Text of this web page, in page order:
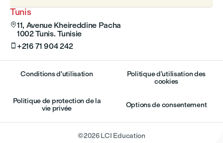
Tunis
11, Avenue Kheireddine Pacha
1002 Tunis. Tunisie
 +216 71 904 242
Conditions d'utilisation
Politique d’utilisation des
cookies
Politique de protection de la
vie privée
Options de consentement
©2026LCI Education